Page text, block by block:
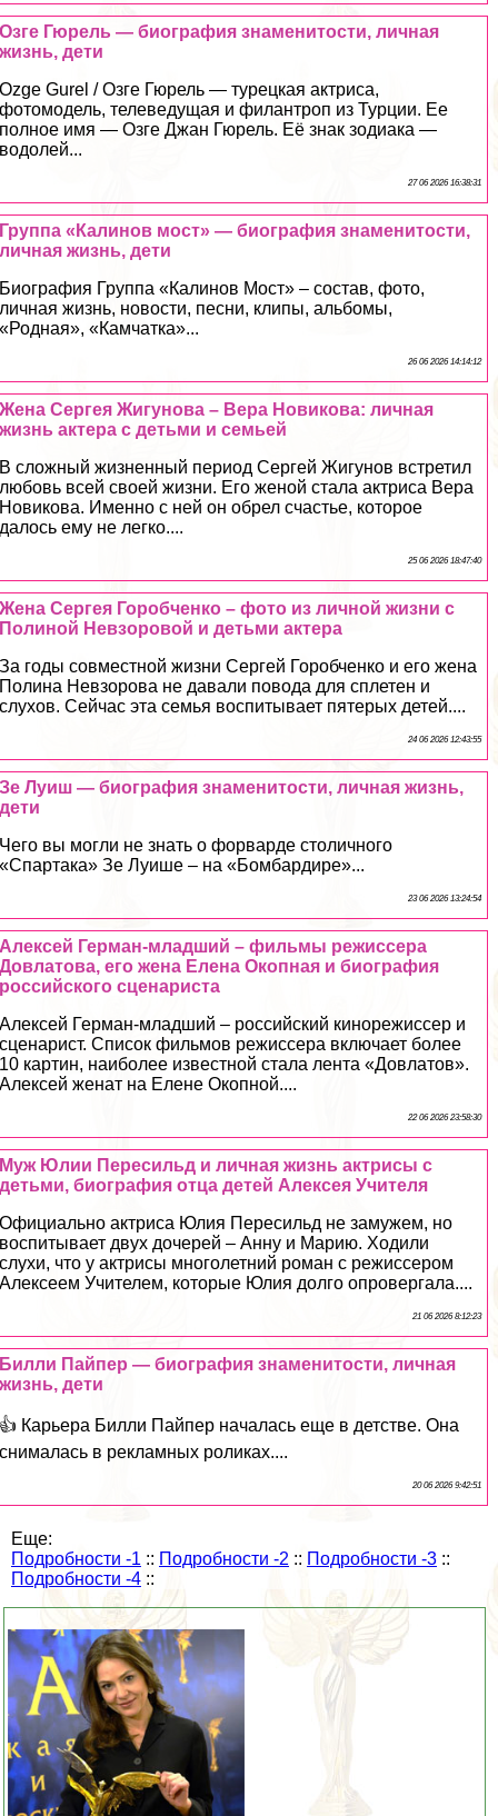
Озге Гюрель — биография знаменитости, личная
жизнь, дети
Ozge Gurel / Озге Гюрель — турецкая актриса,
фотомодель, телеведущая и филантроп из Турции. Ее
полное имя — Озге Джан Гюрель. Её знак зодиака —
водолей...
27 06 2026 16:38:31
Группа «Калинов мост» — биография знаменитости,
личная жизнь, дети
Биография Группа «Калинов Мост» – состав, фото,
личная жизнь, новости, песни, клипы, альбомы,
«Родная», «Камчатка»...
26 06 2026 14:14:12
Жена Сергея Жигунова – Вера Новикова: личная
жизнь актера с детьми и семьей
В сложный жизненный период Сергeй Жигунов встретил
любовь всей своей жизни. Его женой стала актриса Вера
Новикова. Именно с ней он обрел счастье, которое
далось ему не легко....
25 06 2026 18:47:40
Жена Сергея Горобченко – фото из личной жизни с
Полиной Невзоровой и детьми актера
За годы совместной жизни Сергeй Горобченко и его жена
Полина Невзорова не давали повода для сплетен и
слухов. Сейчас эта семья воспитывает пятерых детей....
24 06 2026 12:43:55
Зе Луиш — биография знаменитости, личная жизнь,
дети
Чего вы могли не знать о форварде столичного
«Спартака» Зе Луише – на «Бомбардире»...
23 06 2026 13:24:54
Алексей Герман-младший – фильмы режиссера
Довлатова, его жена Елена Окопная и биография
российского сценариста
Алексей Герман-младший – российский кинорежиссер и
сценарист. Список фильмов режиссера включает более
10 картин, наиболее известной стала лента «Довлатов».
Алексей женат на Елене Окопной....
22 06 2026 23:58:30
Муж Юлии Пересильд и личная жизнь актрисы с
детьми, биография отца детей Алексея Учителя
Официально актриса Юлия Пересильд не замужем, но
воспитывает двух дочерей – Анну и Марию. Ходили
слухи, что у актрисы многолетний роман с режиссером
Алексеем Учителем, которые Юлия долго опровергала....
21 06 2026 8:12:23
Билли Пайпер — биография знаменитости, личная
жизнь, дети
👍 Карьера Билли Пайпер началась еще в детстве. Она
снималась в рекламных роликах....
20 06 2026 9:42:51
Еще:
Подробности -1 :: Подробности -2 :: Подробности -3 ::
Подробности -4 ::